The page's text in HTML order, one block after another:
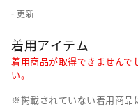
- 更新
着用アイテム
着用商品が取得できませんで
い。
※掲載されていない着用商品